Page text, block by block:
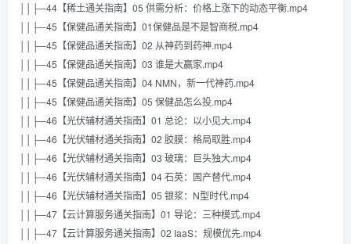
││├─44【稀土通关指南】05 供需分析：价格上涨下的动态平衡.mp4
││├─45【保健品通关指南】01保健品是不是智商税.mp4
││├─45【保健品通关指南】02 从神药到药神.mp4
││├─45【保健品通关指南】03 谁是大赢家.mp4
││├─45【保健品通关指南】04 NMN，新一代神药.mp4
││├─45【保健品通关指南】05 保健品怎么投.mp4
││├─46【光伏辅材通关指南】01 总论：以小见大.mp4
││├─46【光伏辅材通关指南】02 胶膜：格局取胜.mp4
││├─46【光伏辅材通关指南】03 玻璃：巨头独大.mp4
││├─46【光伏辅材通关指南】04 石英：国产替代.mp4
││├─46【光伏辅材通关指南】05 银浆：N型时代.mp4
││├─47【云计算服务通关指南】01 导论：三种模式.mp4
││├─47【云计算服务通关指南】02 IaaS：规模优先.mp4